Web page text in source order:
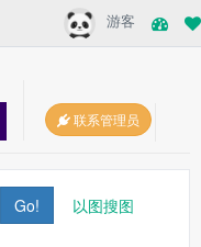
游客
联系管理员
Go! 以图搜图